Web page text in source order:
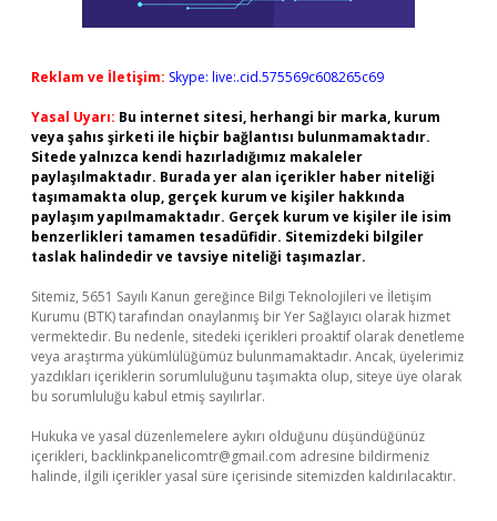
Reklam ve İletişim: Skype: live:.cid.575569c608265c69
Yasal Uyarı: Bu internet sitesi, herhangi bir marka, kurum
veya şahıs şirketi ile hiçbir bağlantısı bulunmamaktadır.
Sitede yalnızca kendi hazırladığımız makaleler
paylaşılmaktadır. Burada yer alan içerikler haber niteliği
taşımamakta olup, gerçek kurum ve kişiler hakkında
paylaşım yapılmamaktadır. Gerçek kurum ve kişiler ile isim
benzerlikleri tamamen tesadüfidir. Sitemizdeki bilgiler
taslak halindedir ve tavsiye niteliği taşımazlar.
Sitemiz, 5651 Sayılı Kanun gereğince Bilgi Teknolojileri ve İletişim
Kurumu (BTK) tarafından onaylanmış bir Yer Sağlayıcı olarak hizmet
vermektedir. Bu nedenle, sitedeki içerikleri proaktif olarak denetleme
veya araştırma yükümlülüğümüz bulunmamaktadır. Ancak, üyelerimiz
yazdıkları içeriklerin sorumluluğunu taşımakta olup, siteye üye olarak
bu sorumluluğu kabul etmiş sayılırlar.
Hukuka ve yasal düzenlemelere aykırı olduğunu düşündüğünüz
içerikleri, backlinkpanelicomtr@gmail.com adresine bildirmeniz
halinde, ilgili içerikler yasal süre içerisinde sitemizden kaldırılacaktır.